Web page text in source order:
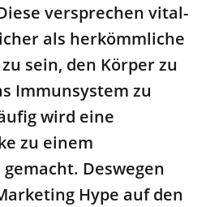
versprechen vital-
als herkömmliche
sein, den Körper zu
Immunsystem zu
wird eine
zu einem
Deswegen
Hype auf den